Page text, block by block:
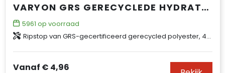
VARYON GRS GERECYCLEDE HYDRATATIE CROSSBODYTAS 6 L
5961 op voorraad
Ripstop van GRS-gecertificeerd gerecycled polyester, 420D
Vanaf € 4,96